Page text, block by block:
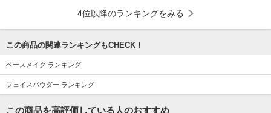
4位以降のランキングをみる
この商品の関連ランキングもCHECK！
ベースメイク ランキング
フェイスパウダー ランキング
この商品を高評価している人のおすすめ